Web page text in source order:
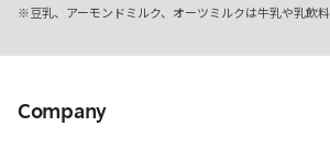
豆乳、アーモンドミルク、オーツミルクは牛乳や乳飲料
Company